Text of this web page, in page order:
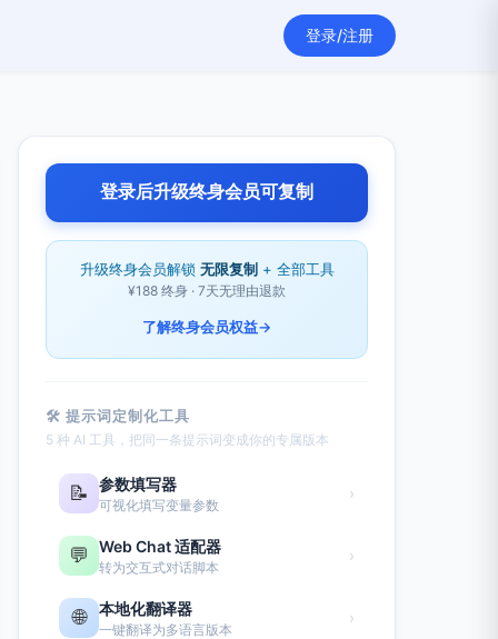
登录/注册
登录后升级终身会员可复制
升级终身会员解锁 无限复制 + 全部工具
¥188 终身 · 7天无理由退款
了解终身会员权益→
🛠 提示词定制化工具
5 种 AI 工具，把同一条提示词变成你的专属版本
📝 参数填写器
可视化填写变量参数
›
💬 Web Chat 适配器
转为交互式对话脚本
›
🌐 本地化翻译器
一键翻译为多语言版本
›